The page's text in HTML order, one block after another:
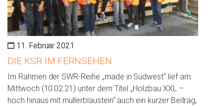
11. Februar 2021
DIE KSR IM FERNSEHEN
Im Rahmen der SWR-Reihe „made in Südwest“ lief am
Mittwoch (10.02.21) unter dem Titel „Holzbau XXL –
hoch hinaus mit müllerblaustein“ auch ein kurzer Beitrag,